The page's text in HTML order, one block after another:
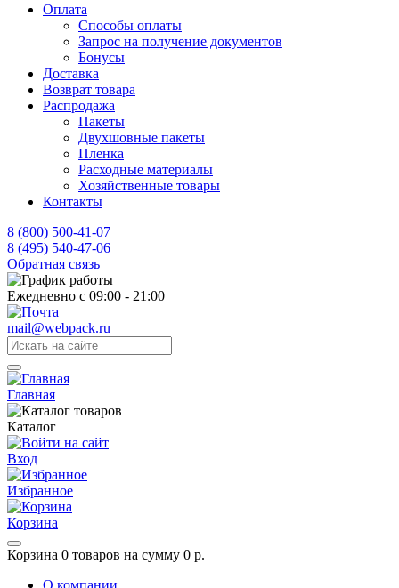
Оплата
Способы оплаты
Запрос на получение документов
Бонусы
Доставка
Возврат товара
Распродажа
Пакеты
Двухшовные пакеты
Пленка
Расходные материалы
Хозяйственные товары
Контакты
8 (800) 500-41-07
8 (495) 540-47-06
Обратная связь
Ежедневно с 09:00 - 21:00
mail@webpack.ru
Главная
Каталог
Вход
Избранное
Корзина
Корзина 0 товаров на сумму 0 р.
О компании